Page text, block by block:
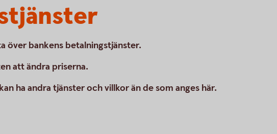
över bankens betalningstjänster.
att ändra priserna.
ha andra tjänster och villkor än de som anges här.